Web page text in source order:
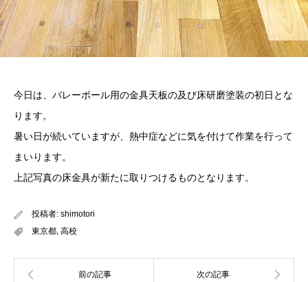
今日は、バレーボール用の金具天板の及び床研磨塗装の初日とな
ります。
暑い日が続いていますが、熱中症などに気を付けて作業を行って
まいります。
上記写真の床金具が新たに取りつけるものとなります。
投稿者: shimotori
東京都, 高校